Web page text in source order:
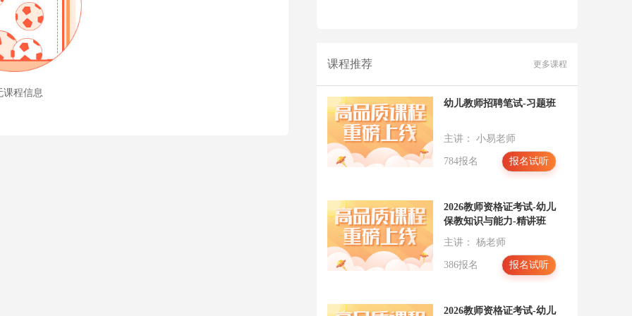
课程信息
课程推荐 更多课程
幼儿教师招聘笔试-习题班
主讲： 小易老师
784报名 报名试听
2026教师资格证考试-幼儿
保教知识与能力-精讲班
主讲： 杨老师
386报名 报名试听
2026教师资格证考试-幼儿